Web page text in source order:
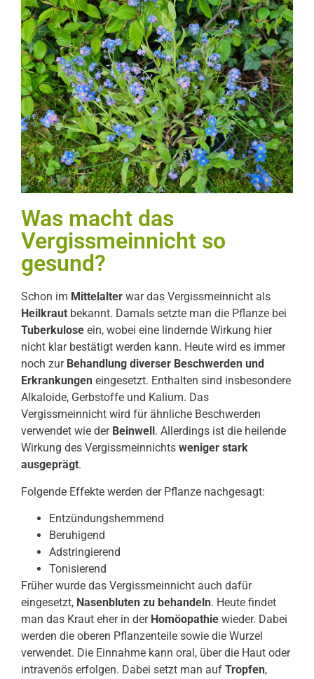
Was macht das
Vergissmeinnicht so
gesund?
Schon im Mittelalter war das Vergissmeinnicht als
Heilkraut bekannt. Damals setzte man die Pflanze bei
Tuberkulose ein, wobei eine lindernde Wirkung hier
nicht klar bestätigt werden kann. Heute wird es immer
noch zur Behandlung diverser Beschwerden und
Erkrankungen eingesetzt. Enthalten sind insbesondere
Alkaloide, Gerbstoffe und Kalium. Das
Vergissmeinnicht wird für ähnliche Beschwerden
verwendet wie der Beinwell . Allerdings ist die heilende
Wirkung des Vergissmeinnichts weniger stark
ausgeprägt.
Folgende Effekte werden der Pflanze nachgesagt:
Entzündungshemmend
Beruhigend
Adstringierend
Tonisierend
Früher wurde das Vergissmeinnicht auch dafür
eingesetzt, Nasenbluten zu behandeln. Heute findet
man das Kraut eher in der Homöopathie wieder. Dabei
werden die oberen Pflanzenteile sowie die Wurzel
verwendet. Die Einnahme kann oral, über die Haut oder
intravenös erfolgen. Dabei setzt man auf Tropfen,